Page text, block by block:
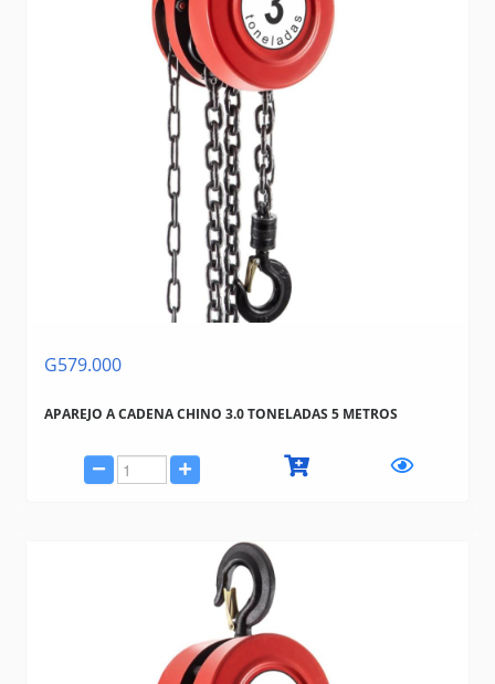
G579.000
APAREJO A CADENA CHINO 3.0 TONELADAS 5 METROS